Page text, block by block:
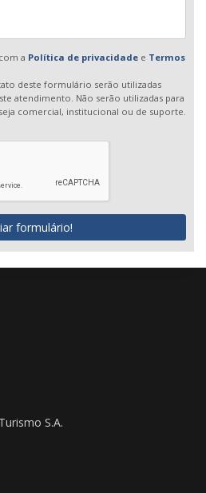
a Política de privacidadee Termos
deste formulário serão utilizadas
atendimento. Não serão utilizadas para
comercial, institucional ou de suporte.
formulário!
S.A.